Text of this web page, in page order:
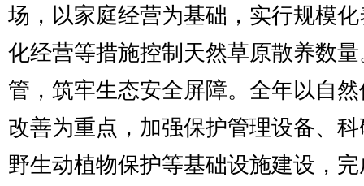
场，以家庭经营为基础，实行规模
化经营等措施控制天然草原散养数
管，筑牢生态安全屏障。全年以自
改善为重点，加强保护管理设备、
野生动植物保护等基础设施建设，